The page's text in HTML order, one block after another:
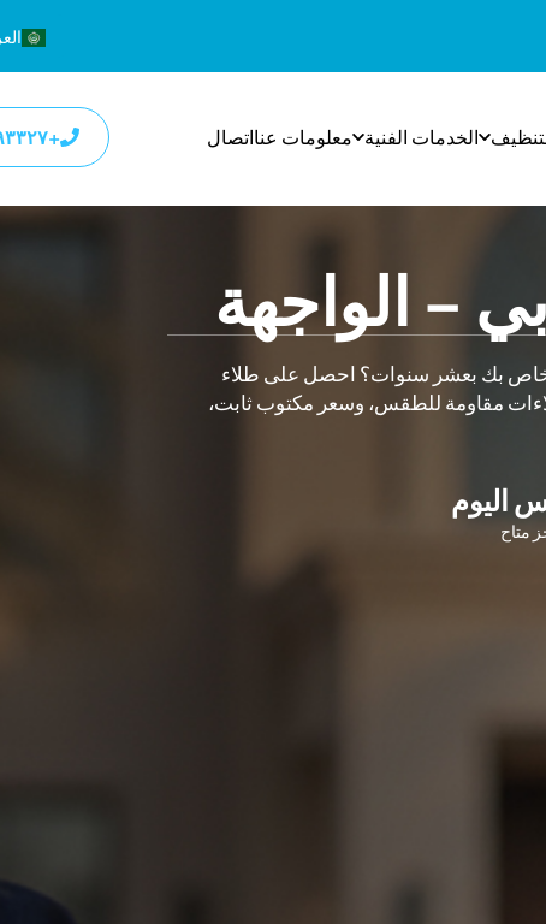
الخدمات الفنية معلومات عنااتصال +٩٧١٨٠٠٩٣٣٢٧
– الواجهة
بك بعشر سنوات؟ احصل على طلاء
مقاومة للطقس، وسعر مكتوب ثابت،
اليوم
متاح